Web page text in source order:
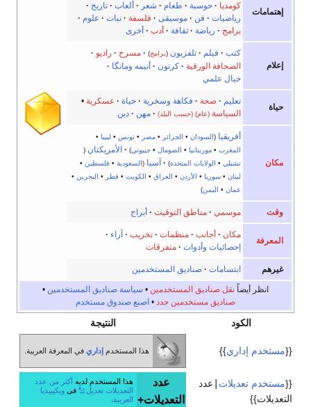
إهتمامات
كومديا · حوسبة · طعام · شعر · ألعاب · تاريخ ·
رياضيات · فن · موسيقى · فلسفة · نبات · علوم ·
برامج · رياضة · ثقافة · أدب · أخرى
إعلام
كتب · فيلم · تلفزيون (برامج)
· مسرح · راديو ·
الصحافة الورقية · كرتون · أنيمه ومانگا ·
خيال علمي
حياة
تعليم · صحة · فكاهة وسخرية · حياة · عسكرية •
السياسة(عام) (حسب البلد) · مهن · دين
مكان
أفريقيا (السودان • الجزائر • مصر • تونس • ليبيا •
المغرب • موريتانيا • الصومال • جيبوتي)
· الأمريكتان (
تشيلي • الولايات المتحدة)
· آسيا (السعودية • فلسطين •
لبنان • سوريا • الأردن • العراق • الكويت • قطر • البحرين •
عمان • اليمن)
وقت موسمي · مناطق التوقيت · أبراج
المعرفة
مكان · أجانب · منظمات · تخريب · آراء ·
إحصائيات وأدوات · متفرقات
غيرهم ابتسامات · صناديق المستخدمين
انظر أيضاً نقل صناديق المستخدمين • سياسة صناديق المستخدمين •
صناديق مستخدمين جدد • اصنع صندوق مستخدم
الكود النتيجة
{{مستخدم إداري}} هذا المستخدم إداري في المعرفة العربية.
{{مستخدم تعديلات
عدد
التعديلات}}
عدد
التعديلات+
هذا المستخدم لديه أكثر من عدد
التعديلات تعديل
فى ويكيبيديا
العربية